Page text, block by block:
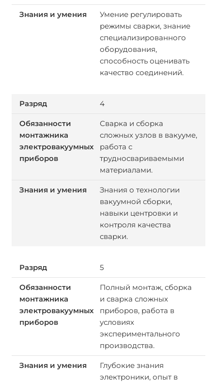
Умение регулировать
режимы сварки, знание
специализированного
оборудования,
способность оценивать
качество соединений.
4
Сварка и сборка
сложных узлов в вакууме,
работа с
трудносвариваемыми
материалами.
Знания о технологии
вакуумной сборки,
навыки центровки и
контроля качества
сварки.
5
Полный монтаж, сборка
и сварка сложных
приборов, работа в
условиях
экспериментального
производства.
Глубокие знания
электроники, опыт в